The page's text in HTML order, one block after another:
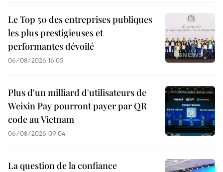
Le Top 50 des entreprises publiques
les plus prestigieuses et
performantes dévoilé
06/08/2026 16:05
Plus d'un milliard d'utilisateurs de
Weixin Pay pourront payer par QR
code au Vietnam
06/08/2026 09:04
La question de la confiance